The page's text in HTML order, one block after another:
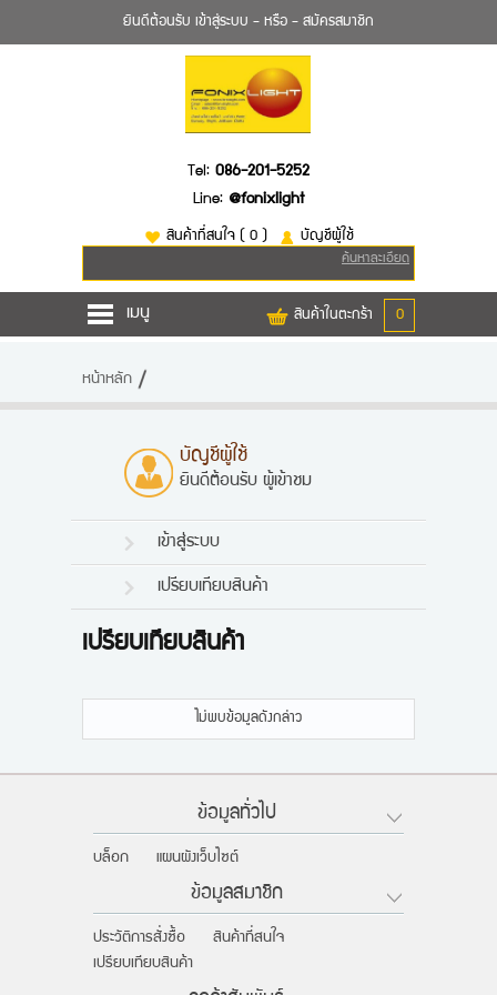
ยินดีต้อนรับ เข้าสู่ระบบ - หรือ - สมัครสมาชิก
Tel: 086-201-5252
Line: @fonixlight
สินค้าที่สนใจ ( 0 ) บัญชีผู้ใช้
สินค้าในตะกร้า 0
ค้นหาละเอียด
เมนู
สินค้า
ยี่ห้อไฟฉาย
แผนกสินค้า
บัญชีผู้ใช้
ติดต่อเรา
ขั้นตอนการสั่งซื้อ
หน้าหลัก
บัญชีผู้ใช้
ยินดีต้อนรับ ผู้เข้าชม
เข้าสู่ระบบ
เปรียบเทียบสินค้า
เปรียบเทียบสินค้า
ไม่พบข้อมูลดังกล่าว
ข้อมูลทั่วไป
บล็อก แผนผังเว็บไซต์
ข้อมูลสมาชิก
ประวัติการสั่งซื้อ
สินค้าที่สนใจ
เปรียบเทียบสินค้า